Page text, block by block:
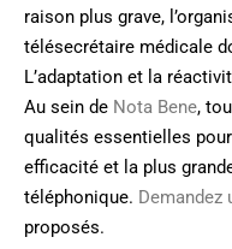
raison plus grave,
télésecrétaire médicale
L’adaptation et la
Au sein de Nota Bene,
qualités essentielles
efficacité et la plus
téléphonique. Demandez
proposés.